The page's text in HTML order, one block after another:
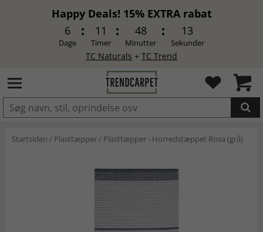
Happy Deals! 15% EXTRA rabat
6
Dage
11
Timer
48
Minutter
12
Sekunder
TC Naturals + TC Trend
LAGT I INDKØBSKURVEN.
Startsiden / Plasttæpper/ Plasttæpper - Horredstæppet Rosa (grå)